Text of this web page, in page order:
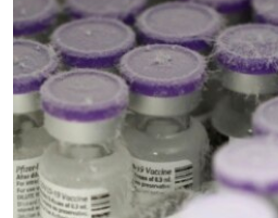
ՊԱՏԵՐԱԶՄԻ 6 ՇԱԲԱԹՆԵՐԸ
ՏԱՐԱԾԱՇՐՋԱՆ
ՄԻՋԱԶԳԱՅԻՆ
ՄՇԱԿՈՒՅԹ
ՍՊՈՐՏ
ՄԵԿՆԱԲԱՆՈՒԹՅՈՒՆ